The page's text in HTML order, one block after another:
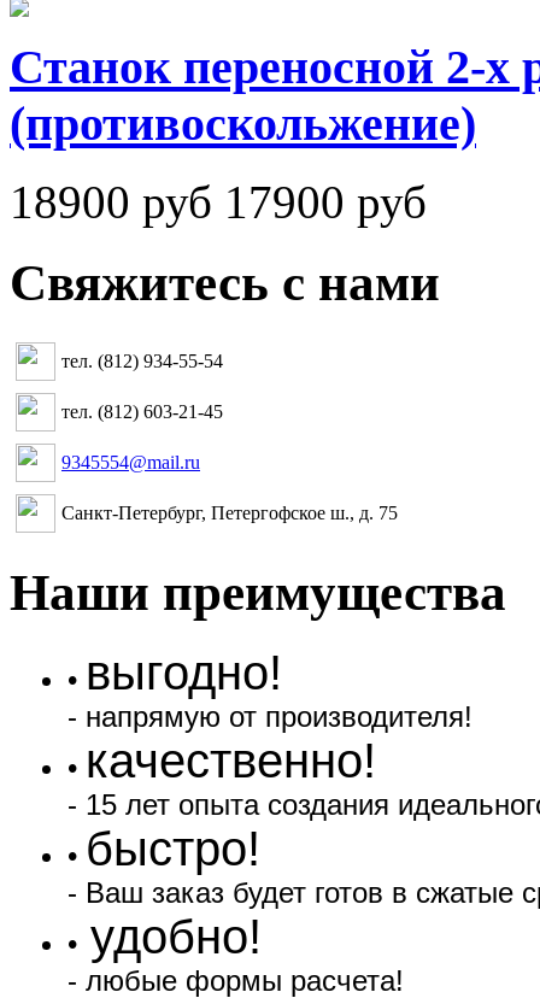
Станок переносной 2-х
(противоскольжение)
18900 руб 17900 руб
Свяжитесь с нами
тел. (812) 934-55-54
тел. (812) 603-21-45
9345554@mail.ru
Санкт-Петербург, Петергофское ш., д. 75
Наши преимущества
• выгодно!
- напрямую от производителя!
• качественно!
- 15 лет опыта создания
• быстро!
- Ваш заказ будет готов в сжатые
• удобно!
- любые формы расчета!